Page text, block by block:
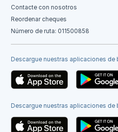
Contacte con nosotros
Reordenar cheques
Número de ruta: 011500858
Descargue nuestras aplicaciones de
Descargue nuestras aplicaciones de